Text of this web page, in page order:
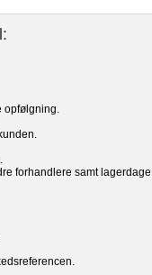
opfølgning.
forhandlere samt lagerdage